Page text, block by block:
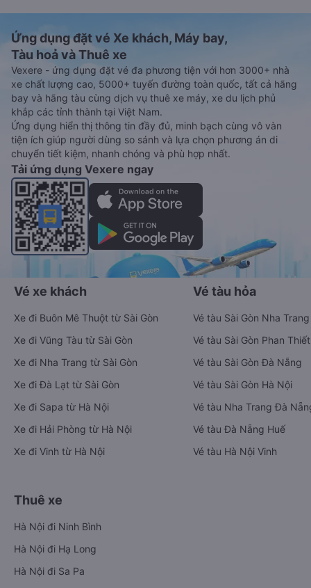
Ứng dụng đặt vé Xe khách, Máy bay,
Tàu hoả và Thuê xe
Vexere - ứng dụng đặt vé đa phương tiện với hơn 3000+ nhà
xe chất lượng cao, 5000+ tuyến đường toàn quốc, tất cả hãng
bay và hãng tàu cùng dịch vụ thuê xe máy, xe du lịch phủ
khắp các tỉnh thành tại Việt Nam.
Ứng dụng hiển thị thông tin đầy đủ, minh bạch cùng vô vàn
tiện ích giúp người dùng so sánh và lựa chọn phương án di
chuyển tiết kiệm, nhanh chóng và phù hợp nhất.
Tải ứng dụng Vexere ngay
Vé xe khách
Xe đi Buôn Mê Thuột từ Sài Gòn
Xe đi Vũng Tàu từ Sài Gòn
Xe đi Nha Trang từ Sài Gòn
Xe đi Đà Lạt từ Sài Gòn
Xe đi Sapa từ Hà Nội
Xe đi Hải Phòng từ Hà Nội
Xe đi Vinh từ Hà Nội
Vé tàu hỏa
Vé tàu Sài Gòn Nha Trang
Vé tàu Sài Gòn Phan Thiết
Vé tàu Sài Gòn Đà Nẵng
Vé tàu Sài Gòn Hà Nội
Vé tàu Nha Trang Đà
Vé tàu Đà Nẵng Huế
Vé tàu Hà Nội Vinh
Thuê xe
Hà Nội đi Ninh Bình
Hà Nội đi Hạ Long
Hà Nội đi Sa Pa